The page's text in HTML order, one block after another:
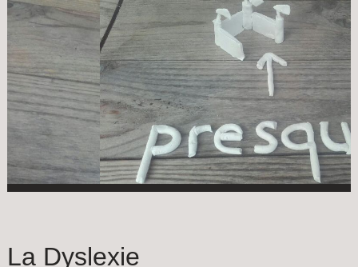
La Dyslexie